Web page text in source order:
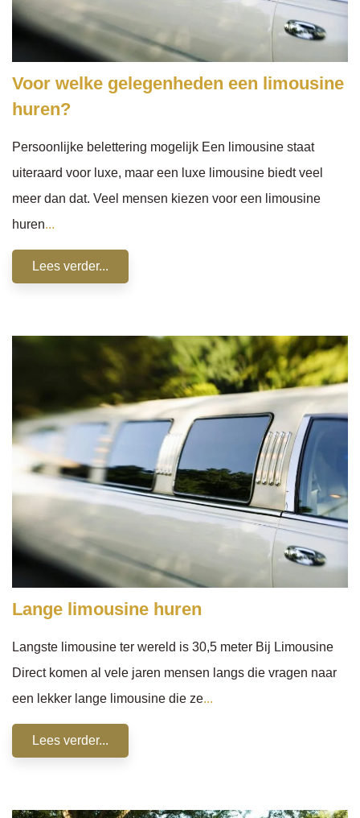
Voor welke gelegenheden een limousine
huren?
Persoonlijke belettering mogelijk Een limousine staat
uiteraard voor luxe, maar een luxe limousine biedt veel
meer dan dat. Veel mensen kiezen voor een limousine
huren...
Lees verder...
Lange limousine huren
Langste limousine ter wereld is 30,5 meter Bij Limousine
Direct komen al vele jaren mensen langs die vragen naar
een lekker lange limousine die ze...
Lees verder...